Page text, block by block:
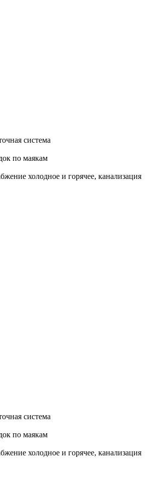
система
по маякам
холодное и горячее, канализация
система
по маякам
холодное и горячее, канализация